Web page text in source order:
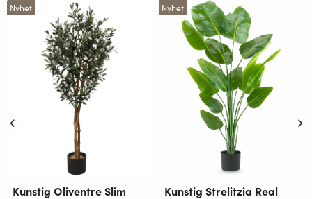
Nyhet
Kunstig Oliventre Slim
Nyhet
Kunstig Strelitzia Real